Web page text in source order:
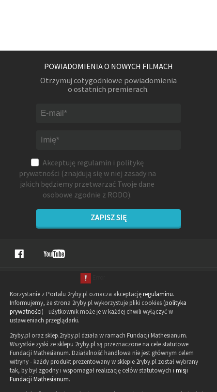
POWIADOMIENIA O NOWYCH FILMACH
Otrzymuj cotygodniowe powiadomienia
o ostatnich premierach.
Akceptuję regulamin i politykę
prywatności (znajdują się w niej zasady na
jakich będziemy przetwarzać Twoje dane
osobowe zgodnie z RODO).
ZAPISZ SIĘ
Korzystanie z Portalu 2ryby.pl oznacza akceptacjęregulaminu.
Informujemy, że strona 2ryby.pl wykorzystuje pliki cookies (polityka
prywatności) - użytkownik może je w każdej chwili wyłączyć w
ustawieniach przeglądarki.
2ryby.pl oraz sklep.2ryby.pl działa w ramach Fundacji Mathesianum.
Wszystkie zyski ze sklepu 2ryby.pl są przeznaczone na cele statutowe
Fundacji Mathesianum. Działalność handlowa nie jest głównym celem
witryny - każdy produkt prezentowany w sklepie 2ryby.pl został wybrany
tak, by był zgodny i wspomagał realizację celów statutowych i misji
Fundacji Mathesianum.